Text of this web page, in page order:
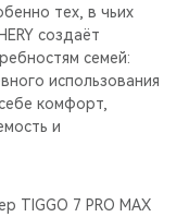
тех, в чьих
создаёт
семей:
использования
комфорт,
и
TIGGO 7 PRO MAX